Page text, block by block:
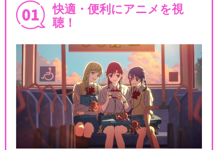
快適・便利にアニメを視
聴！